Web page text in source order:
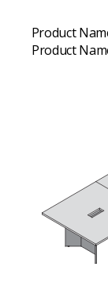
Product
Product